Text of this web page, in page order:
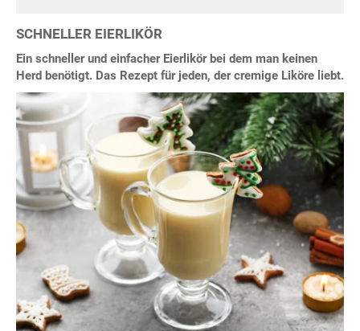
SCHNELLER EIERLIKÖR
Ein schneller und einfacher Eierlikör bei dem man keinen
Herd benötigt. Das Rezept für jeden, der cremige Liköre liebt.